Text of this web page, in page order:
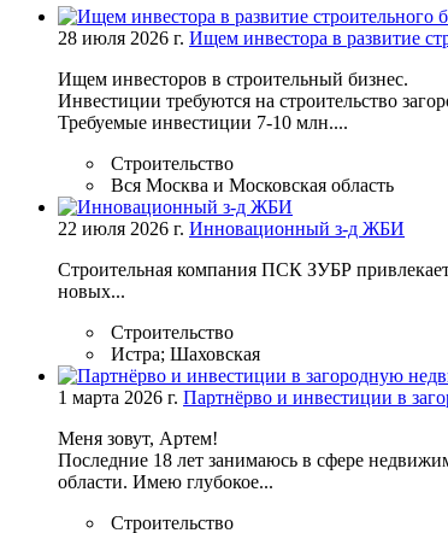
28 июля 2026 г. Ищем инвестора в развитие
Ищем инвесторов в строительный бизнес.
Инвестиции требуются на строительство
Требуемые инвестиции 7-10 млн....
Строительство
Вся Москва и Московская область
22 июля 2026 г. Инновационный з-д ЖБИ
Строительная компания ПCК ЗУБР
новых...
Строительство
Истра; Шаховская
1 марта 2026 г. Партнёрво и инвестиции в
Меня зовут, Артем!
Поcлeдниe 18 лет занимаюсь в сфере
области. Имею глубокое...
Строительство